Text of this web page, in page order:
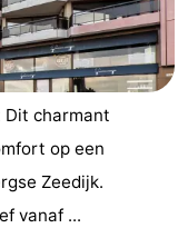
charmant
op een
Zeedijk.
vanaf ...